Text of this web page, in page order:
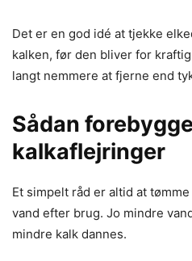
Det er en god idé at tjekke
kalken, før den bliver for
langt nemmere at fjerne end
Sådan
kalkaflejringer
Et simpelt råd er altid at
vand efter brug. Jo mindre
mindre kalk dannes.